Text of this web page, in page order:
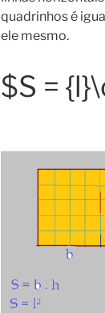
quadrinhos é
ele mesmo.
$S =